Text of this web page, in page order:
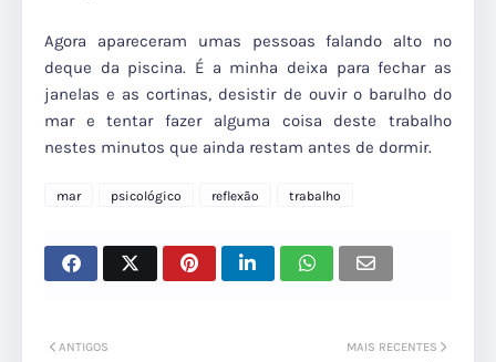
Agora apareceram umas pessoas falando alto no
deque da piscina. É a minha deixa para fechar as
janelas e as cortinas, desistir de ouvir o barulho do
mar e tentar fazer alguma coisa deste trabalho
nestes minutos que ainda restam antes de dormir.
mar psicológico reflexão trabalho
MAIS RECENTES
ANTIGOS